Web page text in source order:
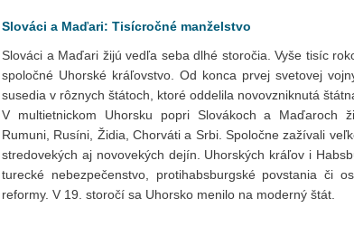
Slováci a Maďari: Tisícročné manželstvo
Slováci a Maďari žijú vedľa seba dlhé storočia. Vyše tisíc
spoločné Uhorské kráľovstvo. Od konca prvej svetovej
susedia v rôznych štátoch, ktoré oddelila novovzniknutá
V multietnickom Uhorsku popri Slovákoch a Maďaroch
Rumuni, Rusíni, Židia, Chorváti a Srbi. Spoločne zažívali
stredovekých aj novovekých dejín. Uhorských kráľov i
turecké nebezpečenstvo, protihabsburgské povstania či
reformy. V 19. storočí sa Uhorsko menilo na moderný štát.